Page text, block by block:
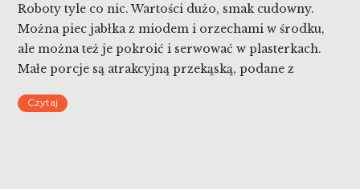
Roboty tyle co nic. Wartości dużo, smak cudowny.
Można piec jabłka z miodem i orzechami w środku,
ale można też je pokroić i serwować w plasterkach.
Małe porcje są atrakcyjną przekąską, podane z
wartość odżywczą, więc są świetne dla niejadków. To
Czytaj